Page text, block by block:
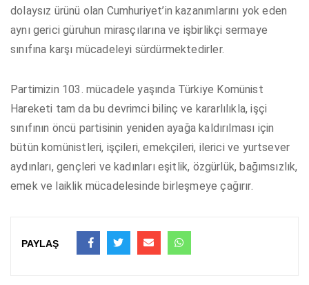
dolaysız ürünü olan Cumhuriyet’in kazanımlarını yok eden
aynı gerici güruhun mirasçılarına ve işbirlikçi sermaye
sınıfına karşı mücadeleyi sürdürmektedirler.
Partimizin 103. mücadele yaşında Türkiye Komünist
Hareketi tam da bu devrimci bilinç ve kararlılıkla, işçi
sınıfının öncü partisinin yeniden ayağa kaldırılması için
bütün komünistleri, işçileri, emekçileri, ilerici ve yurtsever
aydınları, gençleri ve kadınları eşitlik, özgürlük, bağımsızlık,
emek ve laiklik mücadelesinde birleşmeye çağırır.
PAYLAŞ